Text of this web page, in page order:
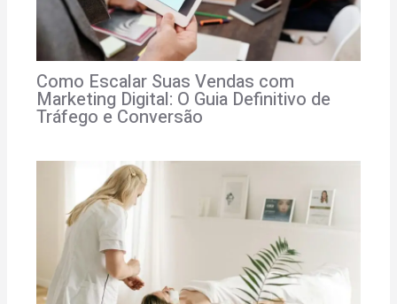
Como Escalar Suas Vendas com
Marketing Digital: O Guia Definitivo de
Tráfego e Conversão